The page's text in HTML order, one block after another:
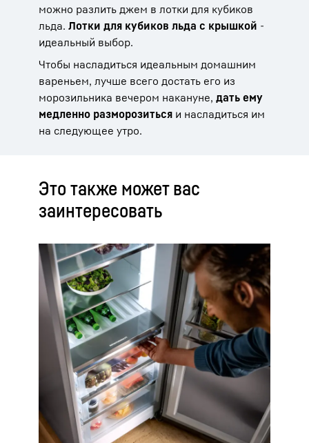
можно разлить джем в лотки для кубиков
льда. Лотки для кубиков льда с крышкой -
идеальный выбор.
Чтобы насладиться идеальным домашним
вареньем, лучше всего достать его из
морозильника вечером накануне, дать ему
медленно разморозиться и насладиться им
на следующее утро.
Это также может вас
заинтересовать